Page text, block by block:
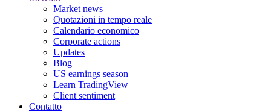
Market news
Quotazioni in tempo reale
Calendario economico
Corporate actions
Updates
Blog
US earnings season
Learn TradingView
Client sentiment
Contatto